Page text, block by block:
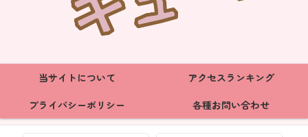
当サイトについて
アクセスランキング
プライバシーポリシー
各種お問い合わせ